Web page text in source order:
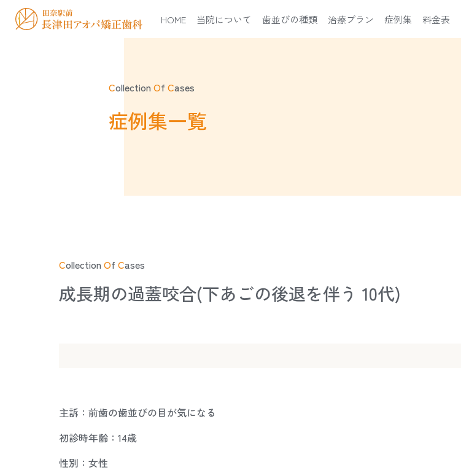
HOME 当院について 歯並びの種類 治療プラン 症例集 料金表
Collection Of Cases
症例集一覧
Collection Of Cases
成長期の過蓋咬合(下あごの後退を伴う 10代)
主訴：前歯の歯並びの目が気になる
初診時年齢：14歳
性別：女性